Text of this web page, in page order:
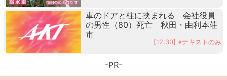
車のドアと柱に挟まれる 会社役員
の男性（80）死亡 秋田・由利本荘
市
[12:30] ※テキストのみ
-PR-